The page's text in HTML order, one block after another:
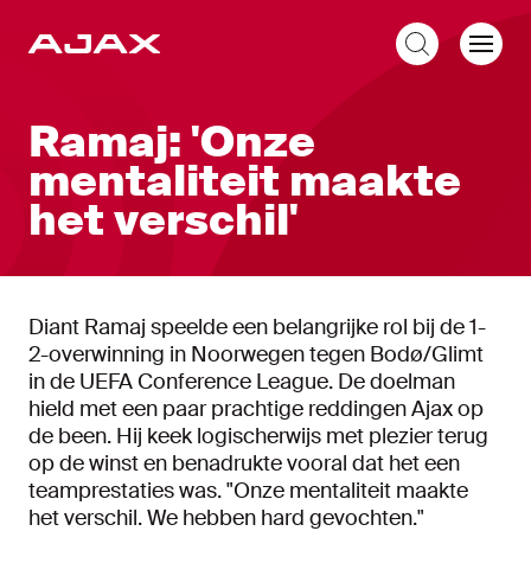
Ramaj: 'Onze
mentaliteit maakte
het verschil'
Diant Ramaj speelde een belangrijke rol bij de 1-
2-overwinning in Noorwegen tegen Bodø/Glimt
in de UEFA Conference League. De doelman
hield met een paar prachtige reddingen Ajax op
de been. Hij keek logischerwijs met plezier terug
op de winst en benadrukte vooral dat het een
teamprestaties was. "Onze mentaliteit maakte
het verschil. We hebben hard gevochten."